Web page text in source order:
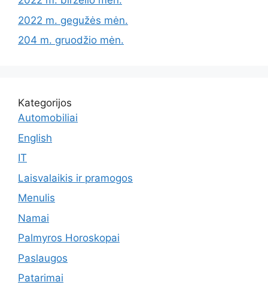
2022 m. gegužės mėn.
204 m. gruodžio mėn.
Kategorijos
Automobiliai
English
IT
Laisvalaikis ir pramogos
Menulis
Namai
Palmyros Horoskopai
Paslaugos
Patarimai